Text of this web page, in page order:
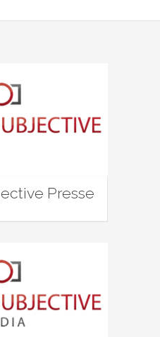
Presse